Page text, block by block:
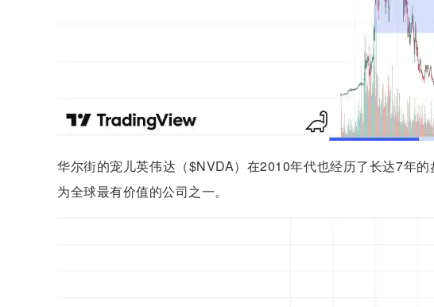
华尔街的宠儿英伟达（$NVDA）在2010年代也经历了长达7年
为全球最有价值的公司之一。